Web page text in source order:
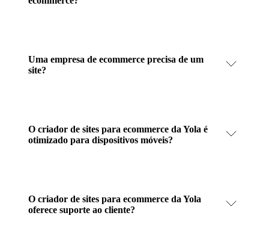
Uma empresa de ecommerce precisa de um
site?
O criador de sites para ecommerce da Yola é
otimizado para dispositivos móveis?
O criador de sites para ecommerce da Yola
oferece suporte ao cliente?